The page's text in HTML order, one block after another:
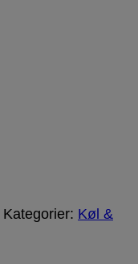
Kategorier: Køl &